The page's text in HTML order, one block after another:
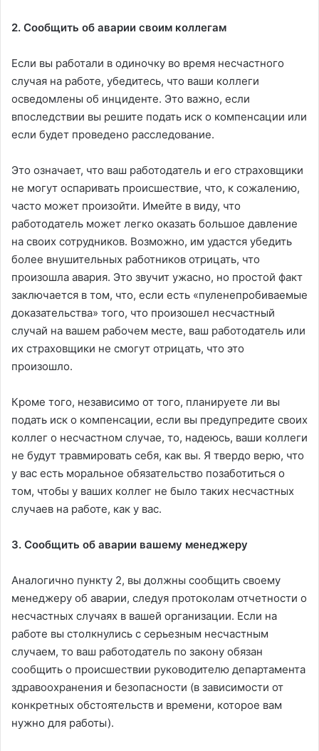
2. Сообщить об аварии своим коллегам
Если вы работали в одиночку во время несчастного
случая на работе, убедитесь, что ваши коллеги
осведомлены об инциденте. Это важно, если
впоследствии вы решите подать иск о компенсации или
если будет проведено расследование.
Это означает, что ваш работодатель и его страховщики
не могут оспаривать происшествие, что, к сожалению,
часто может произойти. Имейте в виду, что
работодатель может легко оказать большое давление
на своих сотрудников. Возможно, им удастся убедить
более внушительных работников отрицать, что
произошла авария. Это звучит ужасно, но простой факт
заключается в том, что, если есть «пуленепробиваемые
доказательства» того, что произошел несчастный
случай на вашем рабочем месте, ваш работодатель или
их страховщики не смогут отрицать, что это
произошло.
Кроме того, независимо от того, планируете ли вы
подать иск о компенсации, если вы предупредите своих
коллег о несчастном случае, то, надеюсь, ваши коллеги
не будут травмировать себя, как вы. Я твердо верю, что
у вас есть моральное обязательство позаботиться о
том, чтобы у ваших коллег не было таких несчастных
случаев на работе, как у вас.
3. Сообщить об аварии вашему менеджеру
Аналогично пункту 2, вы должны сообщить своему
менеджеру об аварии, следуя протоколам отчетности о
несчастных случаях в вашей организации. Если на
работе вы столкнулись с серьезным несчастным
случаем, то ваш работодатель по закону обязан
сообщить о происшествии руководителю департамента
здравоохранения и безопасности (в зависимости от
конкретных обстоятельств и времени, которое вам
нужно для работы).